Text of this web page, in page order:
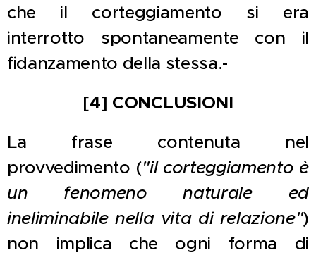
che il corteggiamento si era
interrotto spontaneamente con il
fidanzamento della stessa.-
[4] CONCLUSIONI
La frase contenuta nel
provvedimento ("il corteggiamento è
un fenomeno naturale ed
ineliminabile nella vita di relazione")
non implica che ogni forma di